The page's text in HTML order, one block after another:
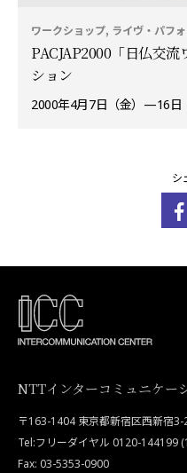
ワークショップ, ライヴ・パフ
PACJAP2000「日仏交
ション
2000年4月7日（金）—16日
シ
NTTインターコミュニケー
〒163-1404 東京都新宿区西新宿
Tel:フリーダイヤル 0120-144199
Fax: 03-5353-0900